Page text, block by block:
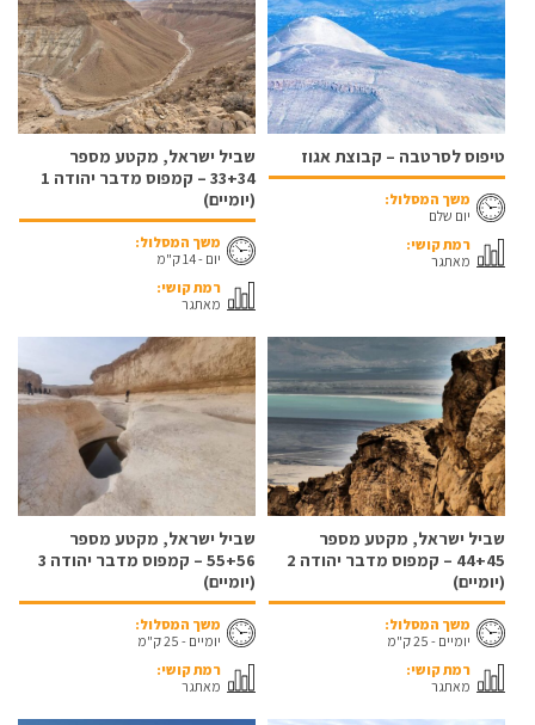
טיפוס לסרטבה – קבוצת אגוז
משך המסלול:
יום שלם
רמת קושי:
מאתגר
שביל ישראל, מקטע מספר
33+34 – קמפוס מדבר יהודה 1
(יומיים)
משך המסלול:
יום - 14 ק"מ
רמת קושי:
מאתגר
שביל ישראל, מקטע מספר
44+45 – קמפוס מדבר יהודה 2
(יומיים)
משך המסלול:
יומיים - 25 ק"מ
רמת קושי:
מאתגר
שביל ישראל, מקטע מספר
55+56 – קמפוס מדבר יהודה 3
(יומיים)
משך המסלול:
יומיים - 25 ק"מ
רמת קושי:
מאתגר